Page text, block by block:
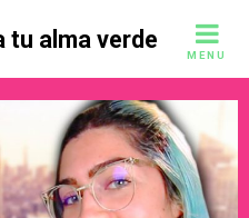
tu alma verde
MENU